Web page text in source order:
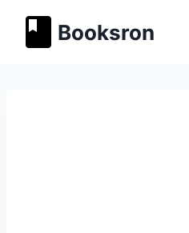
содержимому
Booksron